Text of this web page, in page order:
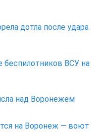
дотла после удара
беспилотников ВСУ на
над Воронежем
на Воронеж — воют